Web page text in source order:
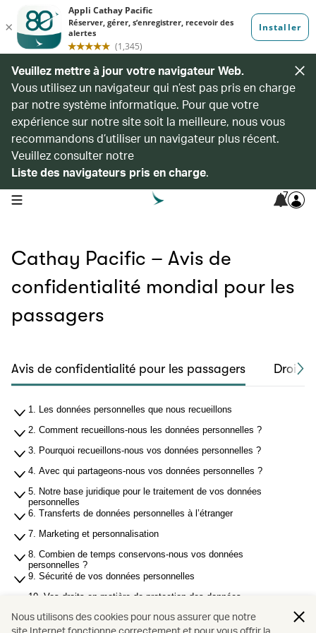
Veuillez mettre à jour votre navigateur Web.
Vous utilisez un navigateur qui n’est pas pris en charge
par notre système informatique. Pour que votre
expérience sur notre site soit la meilleure, nous vous
recommandons d’utiliser un navigateur plus récent.
Veuillez consulter notre
Liste des navigateurs pris en charge.
open navigation menu 7
Cathay Pacific – Avis de
confidentialité mondial pour les
passagers
Avis de confidentialité pour les passagers Droits
1. Les données personnelles que nous recueillons
2. Comment recueillons-nous les données personnelles ?
3. Pourquoi recueillons-nous vos données personnelles ?
4. Avec qui partageons-nous vos données personnelles ?
5. Notre base juridique pour le traitement de vos données
personnelles
6. Transferts de données personnelles à l’étranger
7. Marketing et personnalisation
8. Combien de temps conservons-nous vos données
personnelles ?
9. Sécurité de vos données personnelles
10. Vos droits en matière de protection des données
11. Traitement des données personnelles des mineurs
Nous utilisons des cookies pour nous assurer que notre
site Internet fonctionne correctement et pour vous offrir la